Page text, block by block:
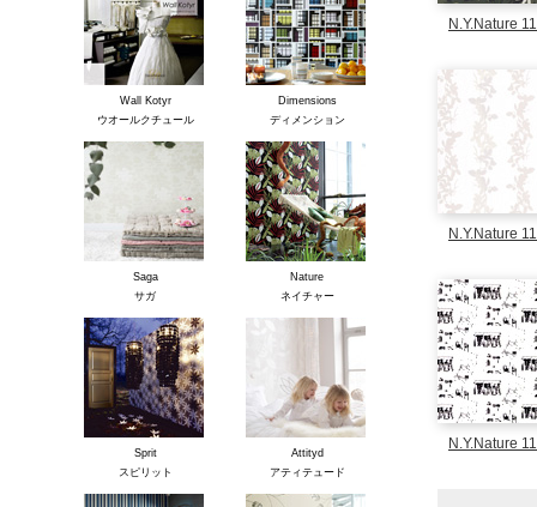
N.Y.Nature
N.Y.Nature
N.Y.Nature
Wall Kotyr
ウオールクチュール
Dimensions
ディメンション
Saga
サガ
Nature
ネイチャー
Sprit
スピリット
Attityd
アティテュード